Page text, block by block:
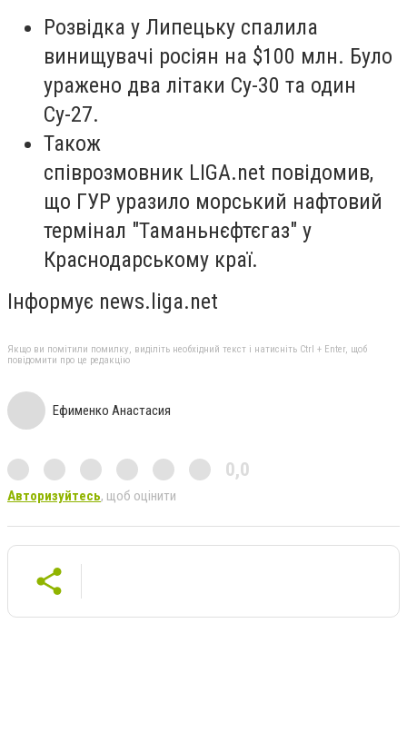
Розвідка у Липецьку спалила
винищувачі росіян на $100 млн. Було
уражено два літаки Су-30 та один
Су-27.
Також
співрозмовник LIGA.net повідомив,
що ГУР уразило морський нафтовий
термінал "Таманьнєфтєгаз" у
Краснодарському краї.
Інформує news.liga.net
Якщо ви помітили помилку, виділіть необхідний текст і натисніть Ctrl + Enter, щоб
повідомити про це редакцію
Ефименко Анастасия
0,0
Авторизуйтесь, щоб оцінити